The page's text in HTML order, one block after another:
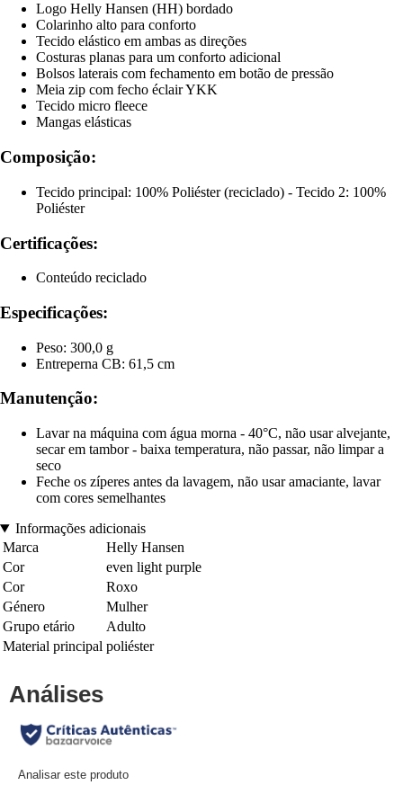
Logo Helly Hansen (HH) bordado
Colarinho alto para conforto
Tecido elástico em ambas as direções
Costuras planas para um conforto adicional
Bolsos laterais com fechamento em botão de pressão
Meia zip com fecho éclair YKK
Tecido micro fleece
Mangas elásticas
Composição:
Tecido principal: 100% Poliéster (reciclado) - Tecido 2: 100%
Poliéster
Certificações:
Conteúdo reciclado
Especificações:
Peso: 300,0 g
Entreperna CB: 61,5 cm
Manutenção:
Lavar na máquina com água morna - 40°C, não usar alvejante,
secar em tambor - baixa temperatura, não passar, não limpar a
seco
Feche os zíperes antes da lavagem, não usar amaciante, lavar
com cores semelhantes
Informações adicionais
Marca
Helly Hansen
Cor
even light purple
Cor
Roxo
Género
Mulher
Grupo etário
Adulto
Material principal poliéster